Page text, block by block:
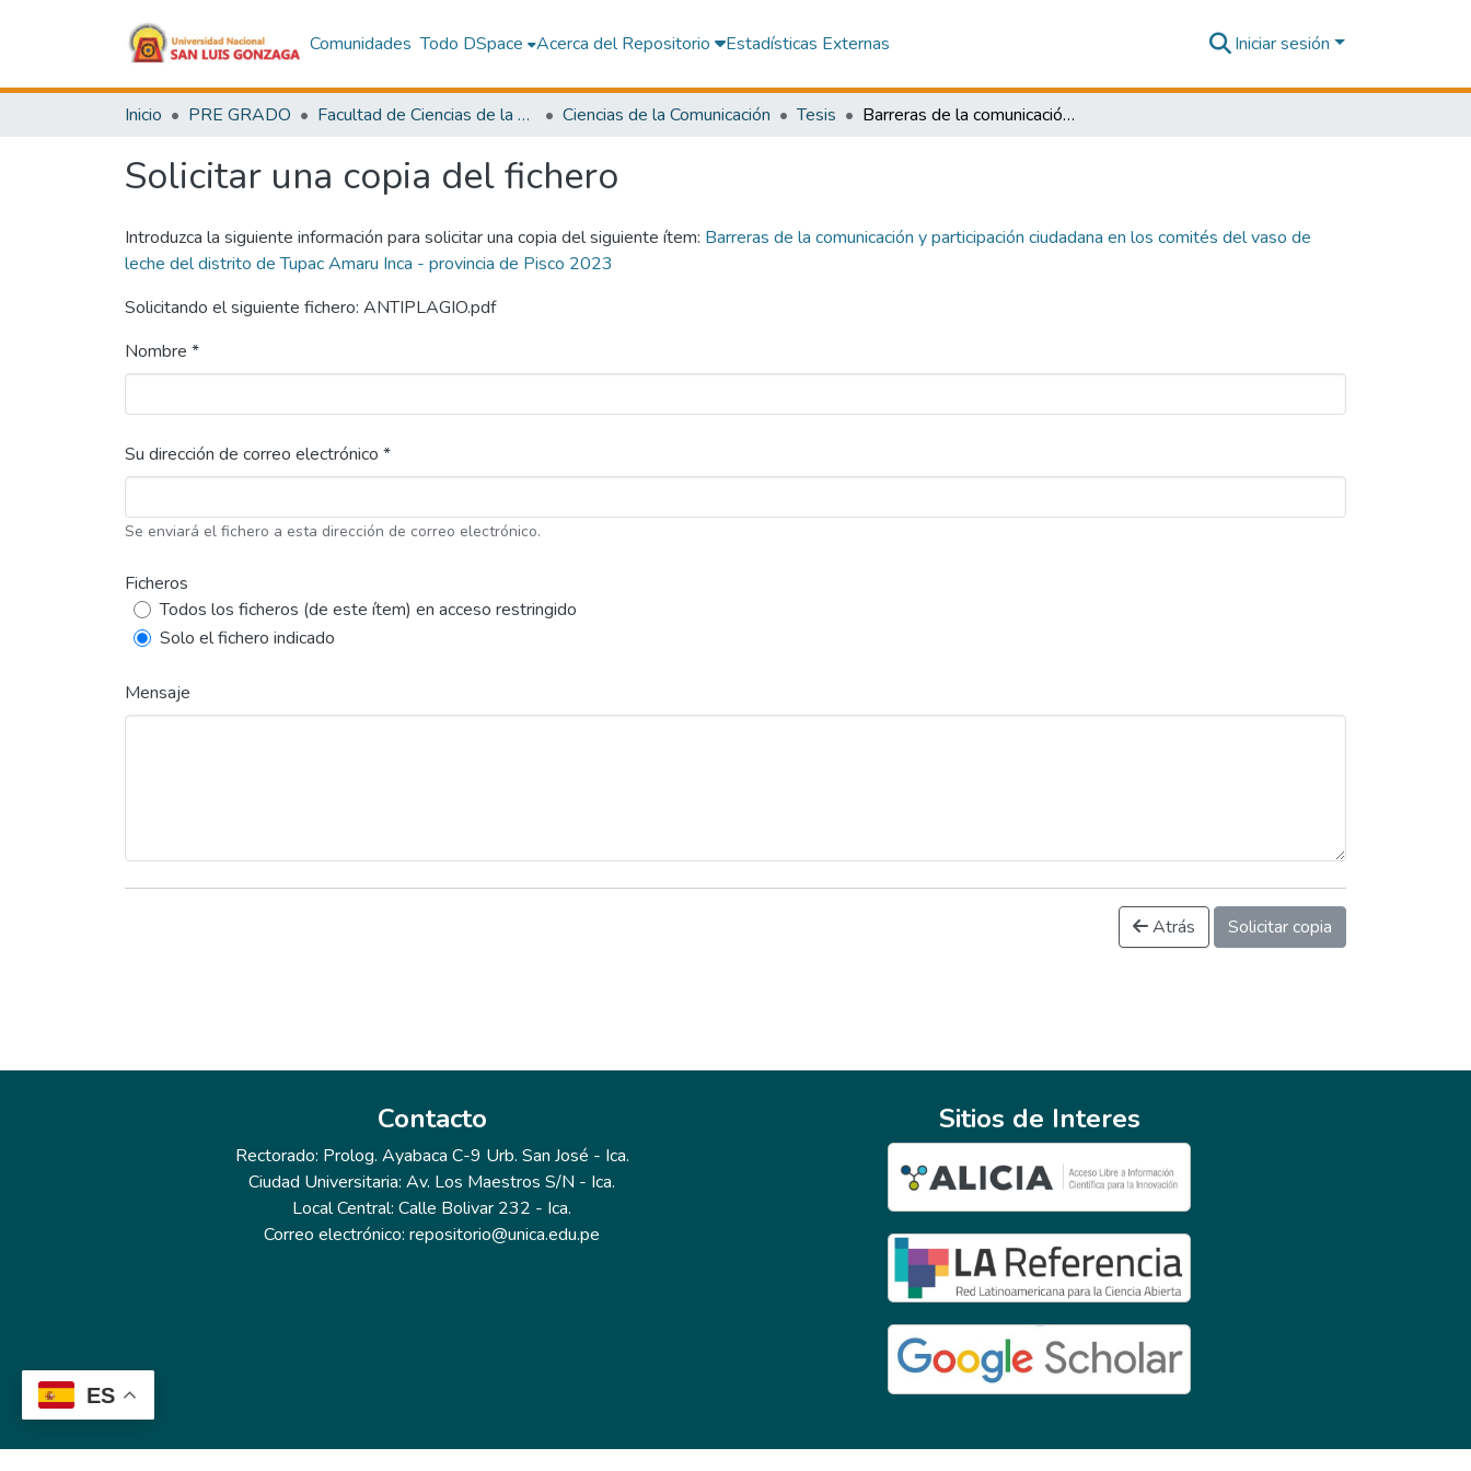
ES
Comunidades Todo DSpace Acerca del Repositorio Estadísticas Externas Iniciar sesión
Inicio PRE GRADO Facultad de Ciencias de la Comunicación,Turismo y Arqueología Ciencias de la Comunicación Tesis Barreras de la comunicación y participación ciudadana en los comités del vaso de leche del distrito de Tupac Amaru Inca - provincia de Pisco 2023
Solicitar una copia del fichero
Introduzca la siguiente información para solicitar una copia del siguiente ítem: Barreras de la comunicación y participación ciudadana en los comités del vaso de
leche del distrito de Tupac Amaru Inca - provincia de Pisco 2023
Solicitando el siguiente fichero: ANTIPLAGIO.pdf
Nombre *
Su dirección de correo electrónico *
Se enviará el fichero a esta dirección de correo electrónico.
Ficheros
Todos los ficheros (de este ítem) en acceso restringido
Solo el fichero indicado
Mensaje
Atrás Solicitar copia
Contacto
Rectorado: Prolog. Ayabaca C-9 Urb. San José - Ica.
Ciudad Universitaria: Av. Los Maestros S/N - Ica.
Local Central: Calle Bolivar 232 - Ica.
Correo electrónico: repositorio@unica.edu.pe
Sitios de Interes